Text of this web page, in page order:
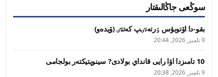
سوڭعى جاڭالىقتار
بقو-دا اۆتوبۋس ٶرتەنٸپ كەتتٸ (ۆيدەو)
9 تامىز, 2026, 20:44
10 تامىزدا اۋا رايى قانداي بولادى? سينوپتيكتەر بولجامى
9 تامىز, 2026, 20:38